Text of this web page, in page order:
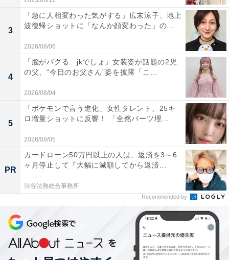
3
「急に人相変わった気がする」広末涼子、地上
波復帰ショットに「なんか顔変わった」の...
2026/08/06
4
「脳がバグる jkでしょ」女装姿が話題の2児
の父、“今日のお父さん”姿を披露「こ...
2026/08/04
5
「ポケモンで言う進化」女性タレント、25キ
ロ増量ショットに反響！ 「全然パーツ埋...
2026/08/05
PR
カードローン50万円以上の人は、返済を3～6
ヶ月停止して『大幅に減額してから返済...
渋谷法務総合事務所
Recommended by